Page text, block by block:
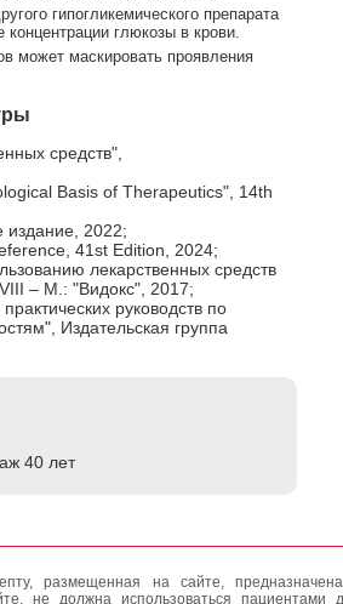
гипогликемического препарата
глюкозы в крови.
может маскировать проявления
средств",
Basis of Therapeutics", 14th
издание, 2022;
41st Edition, 2024;
лекарственных средств
– М.: "Видокс", 2017;
руководств по
Издательская группа
40 лет
размещенная на сайте,
не должна использоваться пациентами